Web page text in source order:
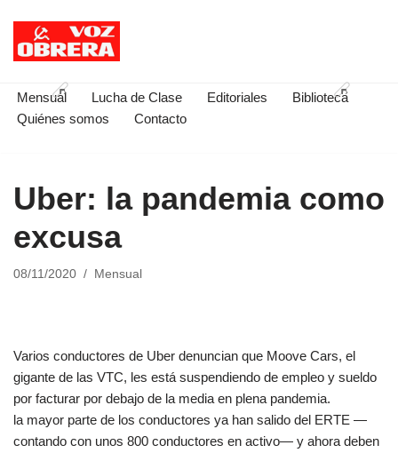
Saltar
contenido
Mensual Lucha de Clase Editoriales
Biblioteca
Quiénes somos
Contacto
Uber: la pandemia como
excusa
08/11/2020 Mensual
Varios conductores de Uber denuncian que Moove Cars, el
gigante de las VTC, les está suspendiendo de empleo y sueldo
por facturar por debajo de la media en plena pandemia.
la mayor parte de los conductores ya han salido del ERTE —
contando con unos 800 conductores en activo— y ahora deben